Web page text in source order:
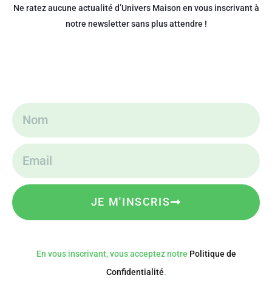
Ne ratez aucune actualité d’Univers Maison en vous inscrivant à
notre newsletter sans plus attendre !
JE M'INSCRIS
En vous inscrivant, vous acceptez notre Politique de
Confidentialité.